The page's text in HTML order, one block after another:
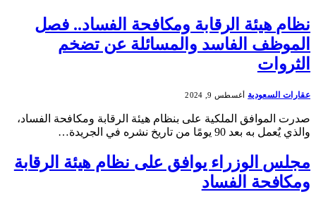
نظام هيئة الرقابة ومكافحة الفساد.. فصل
الموظف الفاسد والمسائلة عن تضخم
الثروات
عقارات السعودية أغسطس 9, 2024
صدرت الموافق الملكية على بنظام هيئة الرقابة ومكافحة الفساد،
والذي يٌعمل به بعد 90 يومًا من تاريخ نشره في الجريدة…
مجلس الوزراء يوافق على نظام هيئة الرقابة
ومكافحة الفساد